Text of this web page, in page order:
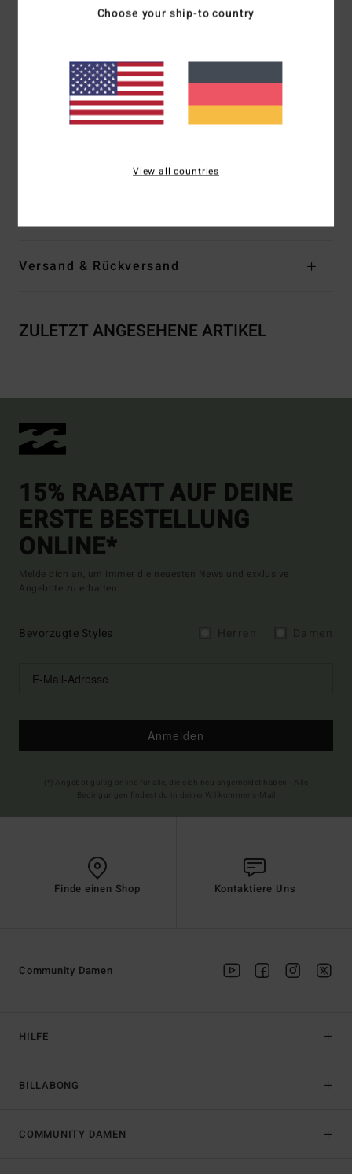
Umweltfreundliches Material:Texturierter Frottee-
Taille/Bund: Hoher Bund
Bedeckung:Knappe Bedeckung am Po
Taille:Hoher Bund
Verschluss:Fester Verschluss
Versand & Rückversand
ZULETZT ANGESEHENE ARTIKEL
15% RABATT AUF DEINE
ERSTE BESTELLUNG
ONLINE*
Melde dich an, um immer die neuesten News und exklusive
Angebote zu erhalten.
Bevorzugte Styles
Anmelden
Finde einen Shop Kontaktiere Uns
HILFE
BILLABONG
Community Damen
COMMUNITY DAMEN
Choose your ship-to country
View all countries